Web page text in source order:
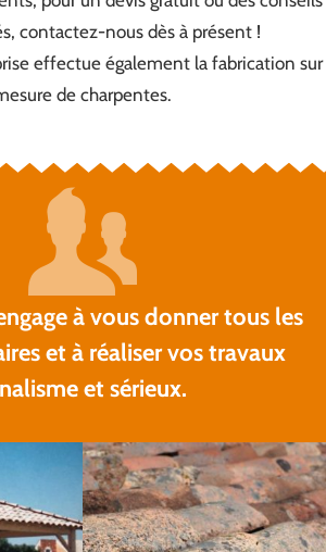
contactez-nous dès à présent !
effectue également la fabrication sur
de charpentes.
à vous donner tous les
et à réaliser vos travaux
et sérieux.